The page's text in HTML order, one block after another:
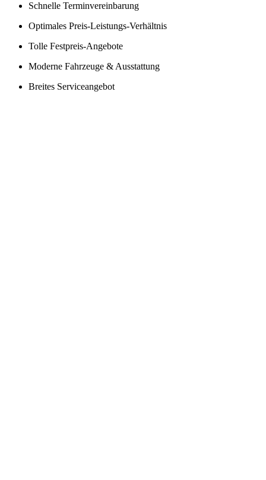
Schnelle Terminvereinbarung
Optimales Preis-Leistungs-Verhältnis
Tolle Festpreis-Angebote
Moderne Fahrzeuge & Ausstattung
Breites Serviceangebot